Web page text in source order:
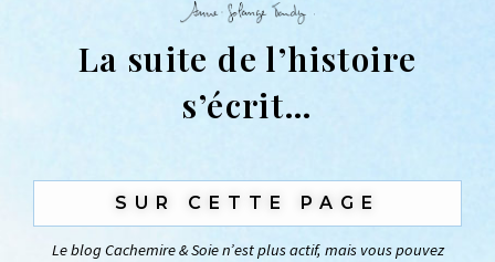
La suite de l’histoire
s’écrit…
SUR CETTE PAGE
Le blog Cachemire & Soie n’est plus actif, mais vous pouvez